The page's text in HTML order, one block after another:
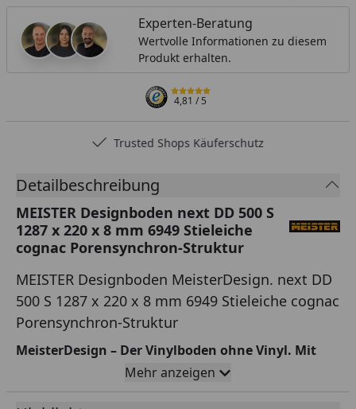
Experten-Beratung
Wertvolle Informationen zu diesem
Produkt erhalten.
4,81/ 5
Trusted Shops Käuferschutz
Detailbeschreibung
MEISTER Designboden next DD 500 S
1287 x 220 x 8 mm 6949 Stieleiche
cognac Porensynchron-Struktur
MEISTER Designboden MeisterDesign. next DD
500 S 1287 x 220 x 8 mm 6949 Stieleiche cognac
Porensynchron-Struktur
MeisterDesign – Der Vinylboden ohne Vinyl. Mit
allen Vorteilen von Vinyl. Ohne seine Nachteile.
Wohngesund und nachhaltig - Designböden von
Mehr anzeigen